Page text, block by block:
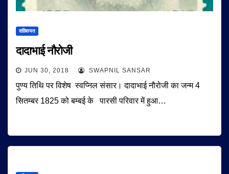
शख़्सियत
दादाभाई नौरोजी
JUN 30, 2018 SWAPNIL SANSAR
पुण्य तिथि पर विशेष स्वप्निल संसार। दादाभाई नौरोजी का जन्म 4
सितम्बर 1825 को बम्बई के पारसी परिवार में हुआ…